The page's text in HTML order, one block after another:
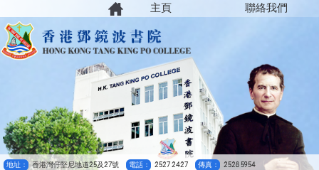
地址： 香港灣仔堅尼地道25及27號 電話： 2527 2427 傳真： 2528 5954
聯絡我們
主頁